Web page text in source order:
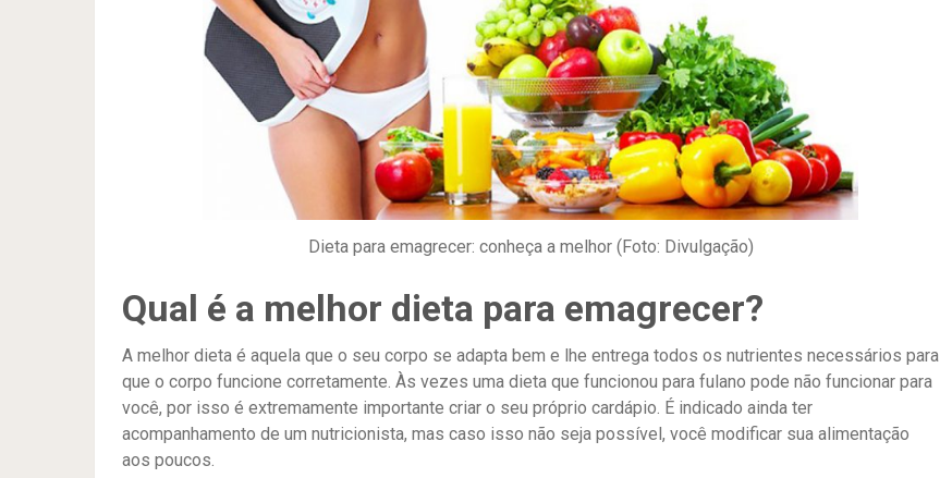
Dieta para emagrecer: conheça a melhor (Foto: Divulgação)
Qual é a melhor dieta para emagrecer?
A melhor dieta é aquela que o seu corpo se adapta bem e lhe entrega todos os nutrientes necessários para
que o corpo funcione corretamente. Às vezes uma dieta que funcionou para fulano pode não funcionar para
você, por isso é extremamente importante criar o seu próprio cardápio. É indicado ainda ter
acompanhamento de um nutricionista, mas caso isso não seja possível, você modificar sua alimentação
aos poucos.